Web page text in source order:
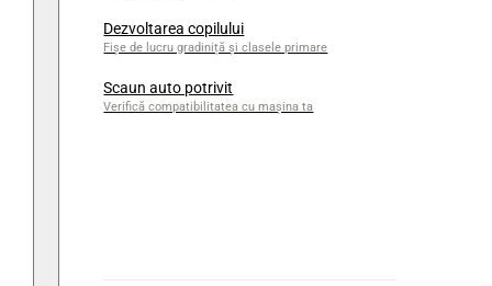
Dezvoltarea copilului
Fișe de lucru gradiniță și clasele primare
Scaun auto potrivit
Verifică compatibilitatea cu mașina ta